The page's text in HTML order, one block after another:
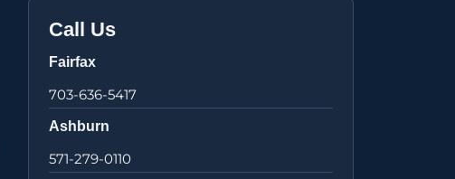
Call Us
Fairfax
703-636-5417
Ashburn
571-279-0110